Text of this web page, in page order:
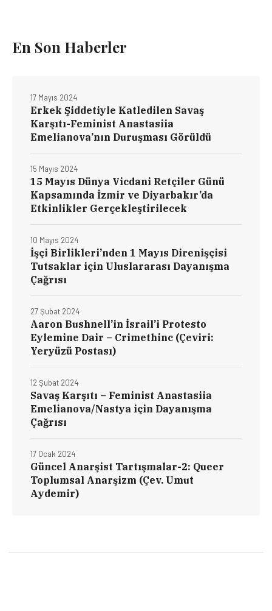
En Son Haberler
Erkek Şiddetiyle Katledilen Savaş
Karşıtı-Feminist Anastasiia
Emelianova’nın Duruşması Görüldü
17 Mayıs 2024
15 Mayıs Dünya Vicdani Retçiler Günü
Kapsamında İzmir ve Diyarbakır’da
Etkinlikler Gerçekleştirilecek
15 Mayıs 2024
İşçi Birlikleri’nden 1 Mayıs Direnişçisi
Tutsaklar için Uluslararası Dayanışma
Çağrısı
10 Mayıs 2024
Aaron Bushnell’in İsrail’i Protesto
Eylemine Dair – Crimethinc (Çeviri:
Yeryüzü Postası)
27 Şubat 2024
Savaş Karşıtı – Feminist Anastasiia
Emelianova/Nastya için Dayanışma
Çağrısı
12 Şubat 2024
Güncel Anarşist Tartışmalar-2: Queer
Toplumsal Anarşizm (Çev. Umut
Aydemir)
17 Ocak 2024